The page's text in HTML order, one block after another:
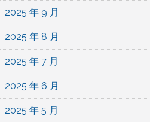
2025 年 9 月
2025 年 8 月
2025 年 7 月
2025 年 6 月
2025 年 5 月